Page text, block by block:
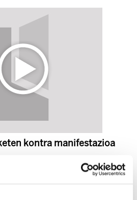
kontra manifestazioa